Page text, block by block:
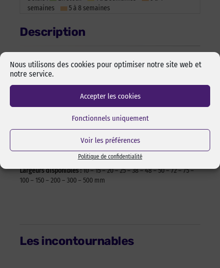
Nous utilisons des cookies pour optimiser notre site web et
notre service.
Accepter les cookies
Fonctionnels uniquement
Voir les préférences
Politique de confidentialité
semaines
5 à 8 semaines
Description
Le ruban adhésif aluminium est conçu pour avoir une excellente
résistance aux températures basses et élevées (de -30°C à
Caractéristiques
Composition adhésif :Acrylique
Composition support :Aluminium
Largeurs disponibles :10 – 15 – 20 – 25 – 38 – 48 – 50 – 72 – 75 –
100 – 150 – 200 – 300 – 500 mm
Les incontournables